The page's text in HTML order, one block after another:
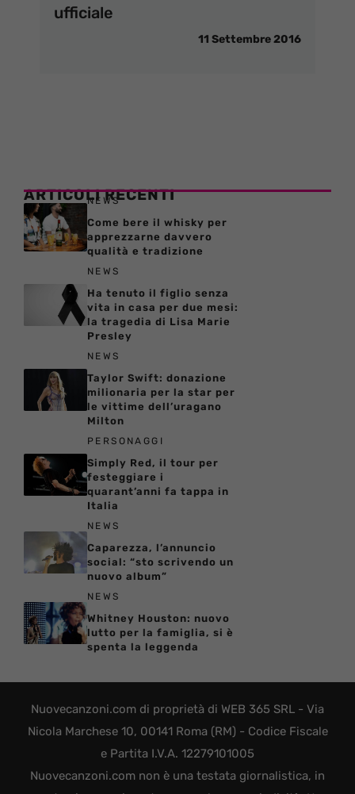
ufficiale
11 Settembre 2016
ARTICOLI RECENTI
NEWS
Come bere il whisky per
apprezzarne davvero
qualità e tradizione
NEWS
Ha tenuto il figlio senza
vita in casa per due mesi:
la tragedia di Lisa Marie
Presley
NEWS
Taylor Swift: donazione
milionaria per la star per
le vittime dell’uragano
Milton
PERSONAGGI
Simply Red, il tour per
festeggiare i
quarant’anni fa tappa in
Italia
NEWS
Caparezza, l’annuncio
social: “sto scrivendo un
nuovo album”
NEWS
Whitney Houston: nuovo
lutto per la famiglia, si è
spenta la leggenda
Nuovecanzoni.com di proprietà di WEB 365 SRL - Via
Nicola Marchese 10, 00141 Roma (RM) - Codice Fiscale
e Partita I.V.A. 12279101005
Nuovecanzoni.com non è una testata giornalistica, in